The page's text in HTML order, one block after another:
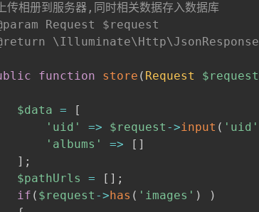
相册到服务器,同时相关数据存入数据库
Request $request
\Illuminate\Http\JsonResponse
function store ( Request $request
$data =
[
'uid'
=> $request ->input ( 'uid'
'albums'
=> [ ]
] ;
$pathUrls
= [ ] ;
if ( $request ->has ( 'images' )
)